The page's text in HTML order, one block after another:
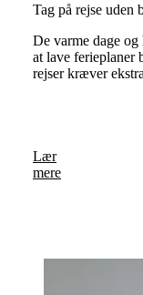
Tag på rejse uden
De varme dage
at lave ferieplaner
rejser kræver
Lær
mere